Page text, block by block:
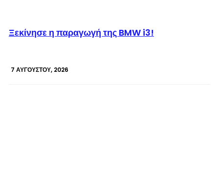
Ξεκίνησε η παραγωγή της BMW i3!
7 ΑΥΓΟΎΣΤΟΥ, 2026